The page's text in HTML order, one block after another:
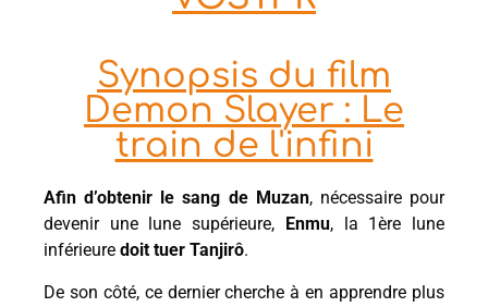
Synopsis du film
Demon Slayer : Le
train de l'infini
Afin d’obtenir le sang de Muzan, nécessaire pour
devenir une lune supérieure,
Enmu, la 1ère lune
inférieure doit tuer Tanjirô.
De son côté, ce dernier cherche à en apprendre plus